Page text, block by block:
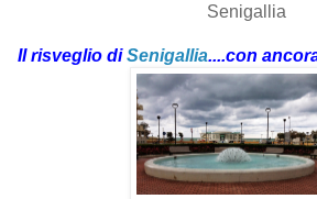
Senigallia
Il risveglio diSenigallia....con